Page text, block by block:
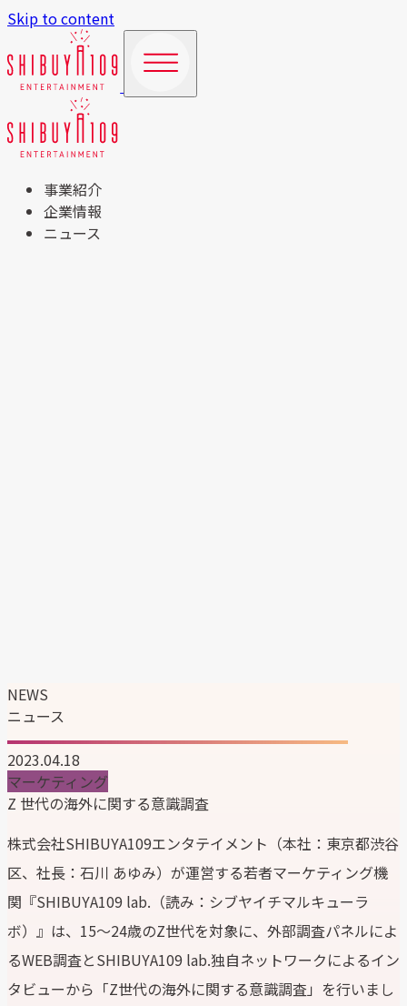
Skip to content
事業紹介
企業情報
ニュース
NEWS
ニュース
2023.04.18
マーケティング
Z 世代の海外に関する意識調査
株式会社SHIBUYA109エンタテイメント（本社：東京都渋谷
区、社長：石川 あゆみ）が運営する若者マーケティング機
関『SHIBUYA109 lab.（読み：シブヤイチマルキューラ
ボ）』は、15～24歳のZ世代を対象に、外部調査パネルによ
るWEB調査とSHIBUYA109 lab.独自ネットワークによるイン
タビューから「Z世代の海外に関する意識調査」を行いまし